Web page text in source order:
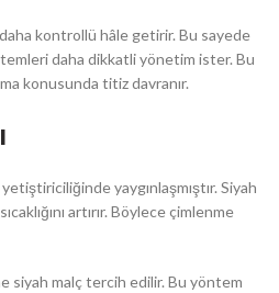
kontrollü hâle getirir. Bu sayede
daha dikkatli yönetim ister. Bu
konusunda titiz davranır.
yaygınlaşmıştır. Siyah
artırır. Böylece çimlenme
siyah malç tercih edilir. Bu yöntem